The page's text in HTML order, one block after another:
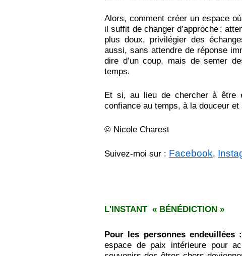
Alors, comment créer un espace
il suffit de changer d’approche :
plus doux, privilégier des
aussi, sans attendre de réponse
dire d’un coup, mais de semer
temps.
Et si, au lieu de chercher à être
confiance au temps, à la douceur
© Nicole Charest
Suivez-moi sur : Facebook,
L'INSTANT « BÉNÉDICTION »
Pour les personnes endeuillées :
espace de paix intérieure pour